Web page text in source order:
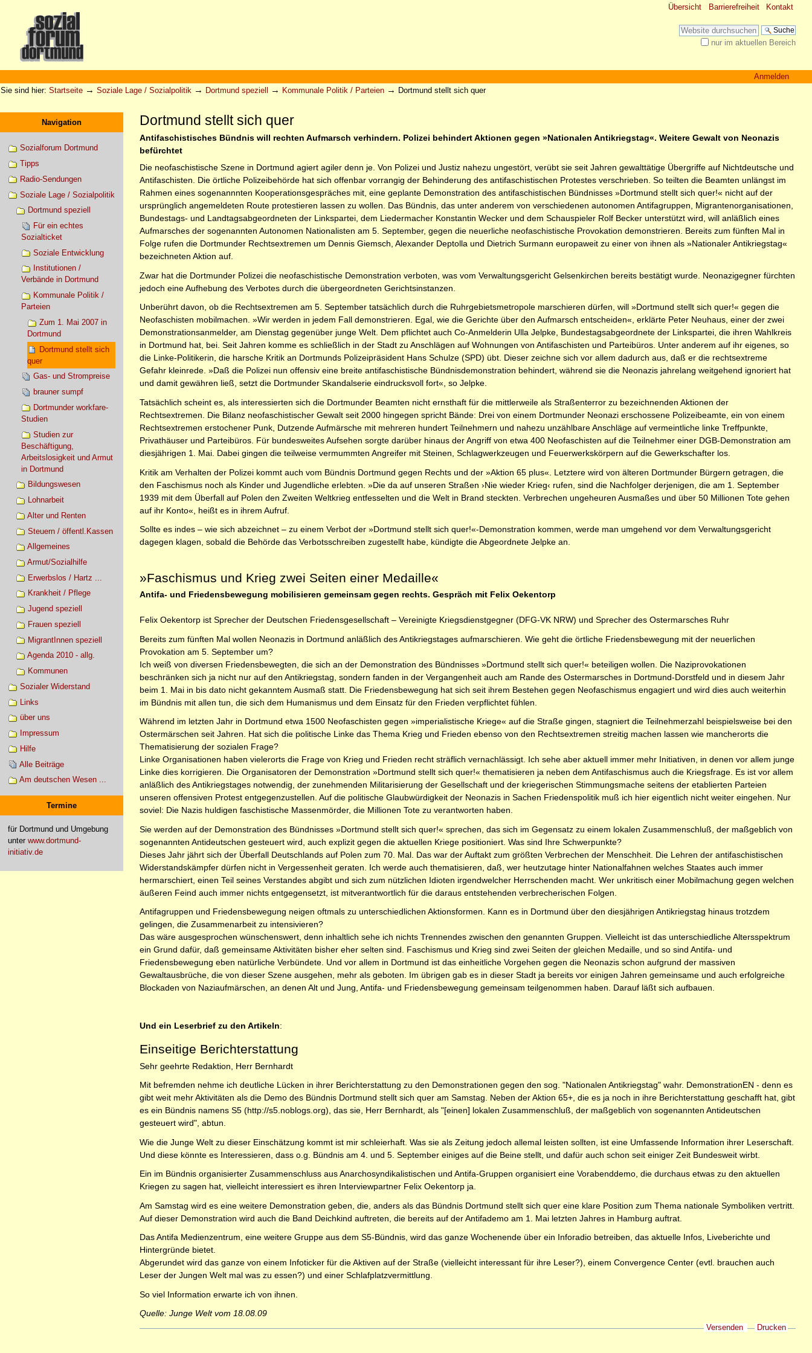
Übersicht Barrierefreiheit Kontakt
Website durchsuchen
nur im aktuellen Bereich
Werkzeuge
Anmelden
Sie sind hier: Startseite → Soziale Lage / Sozialpolitik → Dortmund speziell → Kommunale Politik / Parteien → Dortmund stellt sich quer
Navigation
Sozialforum Dortmund
Tipps
Radio-Sendungen
Soziale Lage / Sozialpolitik
Dortmund speziell
Für ein echtes
Sozialticket
Soziale Entwicklung
Institutionen /
Verbände in Dortmund
Kommunale Politik /
Parteien
Zum 1. Mai 2007 in
Dortmund
Dortmund stellt sich
quer
Gas- und Strompreise
brauner sumpf
Dortmunder workfare-
Studien
Studien zur
Beschäftigung,
Arbeitslosigkeit und Armut
in Dortmund
Bildungswesen
Lohnarbeit
Alter und Renten
Steuern / öffentl.Kassen
Allgemeines
Armut/Sozialhilfe
Erwerbslos / Hartz ...
Krankheit / Pflege
Jugend speziell
Frauen speziell
MigrantInnen speziell
Agenda 2010 - allg.
Kommunen
Sozialer Widerstand
Links
über uns
Impressum
Hilfe
Alle Beiträge
Am deutschen Wesen ...
Termine
für Dortmund und Umgebung
unter www.dortmund-
initiativ.de
Dortmund stellt sich quer
Antifaschistisches Bündnis will rechten Aufmarsch verhindern. Polizei behindert Aktionen gegen »Nationalen Antikriegstag«. Weitere Gewalt von Neonazis
befürchtet
Die neofaschistische Szene in Dortmund agiert agiler denn je. Von Polizei und Justiz nahezu ungestört, verübt sie seit Jahren gewalttätige Übergriffe auf Nichtdeutsche und
Antifaschisten. Die örtliche Polizeibehörde hat sich offenbar vorrangig der Behinderung des antifaschistischen Protestes verschrieben. So teilten die Beamten unlängst im
Rahmen eines sogenannnten Kooperationsgespräches mit, eine geplante Demonstration des antifaschistischen Bündnisses »Dortmund stellt sich quer!« nicht auf der
ursprünglich angemeldeten Route protestieren lassen zu wollen. Das Bündnis, das unter anderem von verschiedenen autonomen Antifagruppen, Migrantenorganisationen,
Bundestags- und Landtagsabgeordneten der Linkspartei, dem Liedermacher Konstantin Wecker und dem Schauspieler Rolf Becker unterstützt wird, will anläßlich eines
Aufmarsches der sogenannten Autonomen Nationalisten am 5. September, gegen die neuerliche neofaschistische Provokation demonstrieren. Bereits zum fünften Mal in
Folge rufen die Dortmunder Rechtsextremen um Dennis Giemsch, Alexander Deptolla und Dietrich Surmann europaweit zu einer von ihnen als »Nationaler Antikriegstag«
bezeichneten Aktion auf.
Zwar hat die Dortmunder Polizei die neofaschistische Demonstration verboten, was vom Verwaltungsgericht Gelsenkirchen bereits bestätigt wurde. Neonazigegner fürchten
jedoch eine Aufhebung des Verbotes durch die übergeordneten Gerichtsinstanzen.
Unberührt davon, ob die Rechtsextremen am 5. September tatsächlich durch die Ruhrgebietsmetropole marschieren dürfen, will »Dortmund stellt sich quer!« gegen die
Neofaschisten mobilmachen. »Wir werden in jedem Fall demonstrieren. Egal, wie die Gerichte über den Aufmarsch entscheiden«, erklärte Peter Neuhaus, einer der zwei
Demonstrationsanmelder, am Dienstag gegenüber junge Welt. Dem pflichtet auch Co-Anmelderin Ulla Jelpke, Bundestagsabgeordnete der Linkspartei, die ihren Wahlkreis
in Dortmund hat, bei. Seit Jahren komme es schließlich in der Stadt zu Anschlägen auf Wohnungen von Antifaschisten und Parteibüros. Unter anderem auf ihr eigenes, so
die Linke-Politikerin, die harsche Kritik an Dortmunds Polizeipräsident Hans Schulze (SPD) übt. Dieser zeichne sich vor allem dadurch aus, daß er die rechtsextreme
Gefahr kleinrede. »Daß die Polizei nun offensiv eine breite antifaschistische Bündnisdemonstration behindert, während sie die Neonazis jahrelang weitgehend ignoriert hat
und damit gewähren ließ, setzt die Dortmunder Skandalserie eindrucksvoll fort«, so Jelpke.
Tatsächlich scheint es, als interessierten sich die Dortmunder Beamten nicht ernsthaft für die mittlerweile als Straßenterror zu bezeichnenden Aktionen der
Rechtsextremen. Die Bilanz neofaschistischer Gewalt seit 2000 hingegen spricht Bände: Drei von einem Dortmunder Neonazi erschossene Polizeibeamte, ein von einem
Rechtsextremen erstochener Punk, Dutzende Aufmärsche mit mehreren hundert Teilnehmern und nahezu unzählbare Anschläge auf vermeintliche linke Treffpunkte,
Privathäuser und Parteibüros. Für bundesweites Aufsehen sorgte darüber hinaus der Angriff von etwa 400 Neofaschisten auf die Teilnehmer einer DGB-Demonstration am
diesjährigen 1. Mai. Dabei gingen die teilweise vermummten Angreifer mit Steinen, Schlagwerkzeugen und Feuerwerkskörpern auf die Gewerkschafter los.
Kritik am Verhalten der Polizei kommt auch vom Bündnis Dortmund gegen Rechts und der »Aktion 65 plus«. Letztere wird von älteren Dortmunder Bürgern getragen, die
den Faschismus noch als Kinder und Jugendliche erlebten. »Die da auf unseren Straßen ›Nie wieder Krieg‹ rufen, sind die Nachfolger derjenigen, die am 1. September
1939 mit dem Überfall auf Polen den Zweiten Weltkrieg entfesselten und die Welt in Brand steckten. Verbrechen ungeheuren Ausmaßes und über 50 Millionen Tote gehen
auf ihr Konto«, heißt es in ihrem Aufruf.
Sollte es indes – wie sich abzeichnet – zu einem Verbot der »Dortmund stellt sich quer!«-Demonstration kommen, werde man umgehend vor dem Verwaltungsgericht
dagegen klagen, sobald die Behörde das Verbotsschreiben zugestellt habe, kündigte die Abgeordnete Jelpke an.
»Faschismus und Krieg zwei Seiten einer Medaille«
Antifa- und Friedensbewegung mobilisieren gemeinsam gegen rechts. Gespräch mit Felix Oekentorp
Felix Oekentorp ist Sprecher der Deutschen Friedensgesellschaft – ­Ver­einigte Kriegsdienstgegner (DFG-VK NRW) und Sprecher des Ostermarsches Ruhr
Bereits zum fünften Mal wollen Neonazis in Dortmund anläßlich des Antikriegstages aufmarschieren. Wie geht die örtliche Friedensbewegung mit der neuerlichen
Provokation am 5. September um?
Ich weiß von diversen Friedensbewegten, die sich an der Demonstra­tion des Bündnisses »Dortmund stellt sich quer!« beteiligen wollen. Die Naziprovokationen
beschränken sich ja nicht nur auf den Antikriegstag, sondern fanden in der Vergangenheit auch am Rande des Ostermarsches in Dortmund-Dorstfeld und in diesem Jahr
beim 1. Mai in bis dato nicht gekanntem Ausmaß statt. Die Friedensbewegung hat sich seit ihrem Bestehen gegen Neofaschismus engagiert und wird dies auch weiterhin
im Bündnis mit allen tun, die sich dem Humanismus und dem Einsatz für den Frieden verpflichtet fühlen.
Während im letzten Jahr in Dortmund etwa 1500 Neofaschisten gegen »imperialistische Kriege« auf die Straße gingen, stagniert die Teilnehmerzahl beispielsweise bei den
Ostermärschen seit Jahren. Hat sich die politische Linke das Thema Krieg und Frieden ebenso von den Rechtsextremen streitig machen lassen wie mancherorts die
Thematisierung der sozialen Frage?
Linke Organisationen haben vielerorts die Frage von Krieg und Frieden recht sträflich vernachlässigt. Ich sehe aber aktuell immer mehr Initiativen, in denen vor allem junge
Linke dies korrigieren. Die Organisatoren der Demonstration »Dortmund stellt sich quer!« thematisieren ja neben dem Antifaschismus auch die Kriegsfrage. Es ist vor allem
anläßlich des Antikriegstages notwendig, der zunehmenden Militarisierung der Gesellschaft und der kriegerischen Stimmungsmache seitens der etablierten Parteien
unseren offensiven Protest entgegenzustellen. Auf die politische Glaubwürdigkeit der Neonazis in Sachen Friedenspolitik muß ich hier eigentlich nicht weiter eingehen. Nur
soviel: Die Nazis huldigen faschistische Massenmörder, die Millionen Tote zu verantworten haben.
Sie werden auf der Demonstration des Bündnisses »Dortmund stellt sich quer!« sprechen, das sich im Gegensatz zu einem lokalen Zusammenschluß, der maßgeblich von
sogenannten Antideutschen gesteuert wird, auch explizit gegen die aktuellen Kriege positioniert. Was sind Ihre Schwerpunkte?
Dieses Jahr jährt sich der Überfall Deutschlands auf Polen zum 70. Mal. Das war der Auftakt zum größten Verbrechen der Menschheit. Die Lehren der antifaschistischen
Widerstandskämpfer dürfen nicht in Vergessenheit geraten. Ich werde auch thematisieren, daß, wer heutzutage hinter Nationalfahnen welches Staates auch immer
hermarschiert, einen Teil seines Verstandes abgibt und sich zum nützlichen Idioten irgendwelcher Herrschenden macht. Wer unkritisch einer Mobilmachung gegen welchen
äußeren Feind auch immer nichts entgegensetzt, ist mitverantwortlich für die daraus entstehenden verbrecherischen Folgen.
Antifagruppen und Friedensbewegung neigen oftmals zu unterschiedlichen Aktionsformen. Kann es in Dortmund über den diesjährigen Antikriegstag hinaus trotzdem
gelingen, die Zusammenarbeit zu intensivieren?
Das wäre ausgesprochen wünschenswert, denn inhaltlich sehe ich nichts Trennendes zwischen den genannten Gruppen. Vielleicht ist das unterschiedliche Altersspektrum
ein Grund dafür, daß gemeinsame Aktivitäten bisher eher selten sind. Faschismus und Krieg sind zwei Seiten der gleichen Medaille, und so sind Antifa- und
Friedensbewegung eben natürliche Verbündete. Und vor allem in Dortmund ist das einheitliche Vorgehen gegen die Neonazis schon aufgrund der massiven
Gewaltausbrüche, die von dieser Szene ausgehen, mehr als geboten. Im übrigen gab es in dieser Stadt ja bereits vor einigen Jahren gemeinsame und auch erfolgreiche
Blockaden von Naziaufmärschen, an denen Alt und Jung, Antifa- und Friedensbewegung gemeinsam teilgenommen haben. Darauf läßt sich aufbauen.
Und ein Leserbrief zu den Artikeln:
Einseitige Berichterstattung
Sehr geehrte Redaktion, Herr Bernhardt
Mit befremden nehme ich deutliche Lücken in ihrer Berichterstattung zu den Demonstrationen gegen den sog. "Nationalen Antikriegstag" wahr. DemonstrationEN - denn es
gibt weit mehr Aktivitäten als die Demo des Bündnis Dortmund stellt sich quer am Samstag. Neben der Aktion 65+, die es ja noch in ihre Berichterstattung geschafft hat, gibt
es ein Bündnis namens S5 (http://s5.noblogs.org), das sie, Herr Bernhardt, als "[einen] lokalen Zusammenschluß, der maßgeblich von sogenannten Antideutschen
gesteuert wird", abtun.
Wie die Junge Welt zu dieser Einschätzung kommt ist mir schleierhaft. Was sie als Zeitung jedoch allemal leisten sollten, ist eine Umfassende Information ihrer Leserschaft.
Und diese könnte es Interessieren, dass o.g. Bündnis am 4. und 5. September einiges auf die Beine stellt, und dafür auch schon seit einiger Zeit Bundesweit wirbt.
Ein im Bündnis organisierter Zusammenschluss aus Anarchosyndikalistischen und Antifa-Gruppen organisiert eine Vorabenddemo, die durchaus etwas zu den aktuellen
Kriegen zu sagen hat, vielleicht interessiert es ihren Interviewpartner Felix Oekentorp ja.
Am Samstag wird es eine weitere Demonstration geben, die, anders als das Bündnis Dortmund stellt sich quer eine klare Position zum Thema nationale Symboliken vertritt.
Auf dieser Demonstration wird auch die Band Deichkind auftreten, die bereits auf der Antifademo am 1. Mai letzten Jahres in Hamburg auftrat.
Das Antifa Medienzentrum, eine weitere Gruppe aus dem S5-Bündnis, wird das ganze Wochenende über ein Inforadio betreiben, das aktuelle Infos, Liveberichte und
Hintergründe bietet.
Abgerundet wird das ganze von einem Infoticker für die Aktiven auf der Straße (vielleicht interessant für ihre Leser?), einem Convergence Center (evtl. brauchen auch
Leser der Jungen Welt mal was zu essen?) und einer Schlafplatzvermittlung.
So viel Information erwarte ich von ihnen.
Quelle: Junge Welt vom 18.08.09
Versenden Drucken